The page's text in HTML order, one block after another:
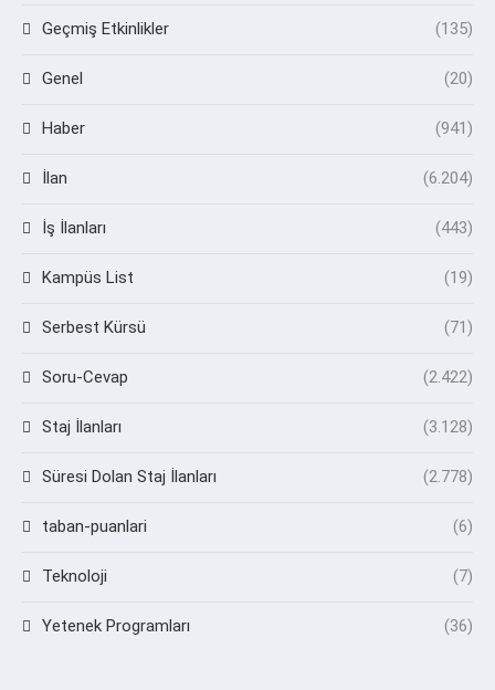
Geçmiş Etkinlikler (135)
Genel (20)
Haber (941)
İlan (6.204)
İş İlanları (443)
Kampüs List (19)
Serbest Kürsü (71)
Soru-Cevap (2.422)
Staj İlanları (3.128)
Süresi Dolan Staj İlanları (2.778)
taban-puanlari (6)
Teknoloji (7)
Yetenek Programları (36)